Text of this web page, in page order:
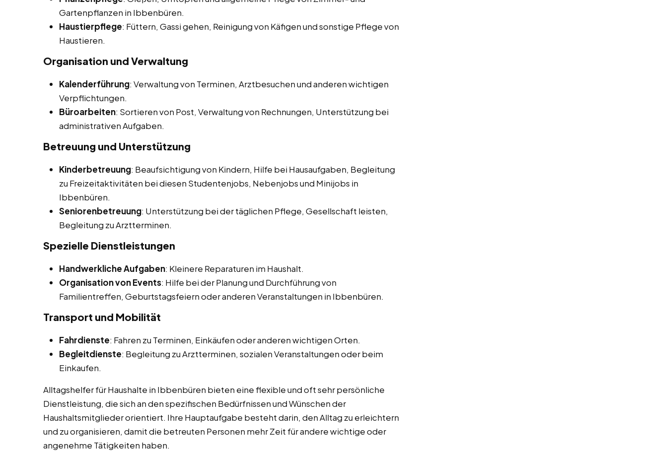
Gartenpflanzen in Ibbenbüren.
Haustierpflege: Füttern, Gassi gehen, Reinigung von Käfigen und sonstige Pflege von
Haustieren.
Organisation und Verwaltung
Kalenderführung: Verwaltung von Terminen, Arztbesuchen und anderen wichtigen
Verpflichtungen.
Büroarbeiten: Sortieren von Post, Verwaltung von Rechnungen, Unterstützung bei
administrativen Aufgaben.
Betreuung und Unterstützung
Kinderbetreuung: Beaufsichtigung von Kindern, Hilfe bei Hausaufgaben, Begleitung
zu Freizeitaktivitäten bei diesen Studentenjobs, Nebenjobs und Minijobs in
Ibbenbüren.
Seniorenbetreuung: Unterstützung bei der täglichen Pflege, Gesellschaft leisten,
Begleitung zu Arztterminen.
Spezielle Dienstleistungen
Handwerkliche Aufgaben: Kleinere Reparaturen im Haushalt.
Organisation von Events: Hilfe bei der Planung und Durchführung von
Familientreffen, Geburtstagsfeiern oder anderen Veranstaltungen in Ibbenbüren.
Transport und Mobilität
Fahrdienste: Fahren zu Terminen, Einkäufen oder anderen wichtigen Orten.
Begleitdienste: Begleitung zu Arztterminen, sozialen Veranstaltungen oder beim
Einkaufen.
Alltagshelfer für Haushalte in Ibbenbüren bieten eine flexible und oft sehr persönliche
Dienstleistung, die sich an den spezifischen Bedürfnissen und Wünschen der
Haushaltsmitglieder orientiert. Ihre Hauptaufgabe besteht darin, den Alltag zu erleichtern
und zu organisieren, damit die betreuten Personen mehr Zeit für andere wichtige oder
angenehme Tätigkeiten haben.